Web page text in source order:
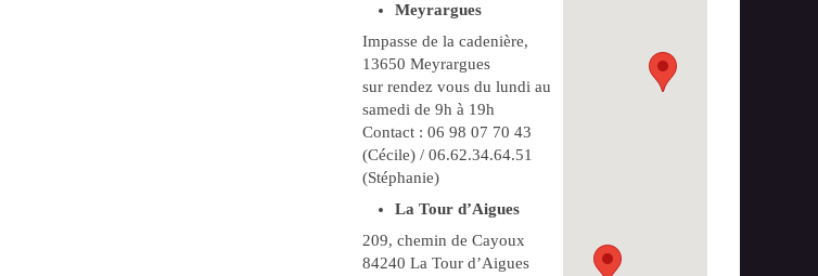
Meyrargues
Impasse de la cadenière,
13650 Meyrargues
sur rendez vous du lundi au
samedi de 9h à 19h
Contact : 06 98 07 70 43
(Cécile) / 06.62.34.64.51
(Stéphanie)
La Tour d’Aigues
209, chemin de Cayoux
84240 La Tour d’Aigues